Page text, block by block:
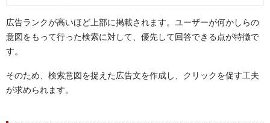
広告ランクが高いほど上部に掲載されます。ユーザーが何かしらの
意図をもって行った検索に対して、優先して回答できる点が特徴で
す。
そのため、検索意図を捉えた広告文を作成し、クリックを促す工夫
が求められます。